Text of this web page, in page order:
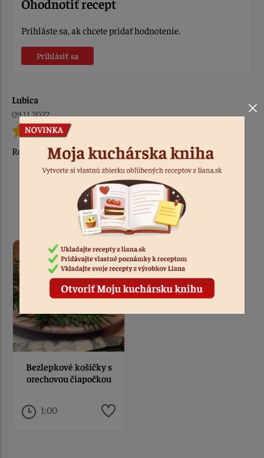
Ohodnotiť recept
Prihláste sa, ak chcete pridať hodnotenie.
Prihlásiť sa
Lubica
09.11.2022
Robila so ho, je skvely. Ale prečo v rwcepte nie su vajcia ?
Podobné recepty
Bezlepkové košíčky s
orechovou čiapočkou
1:00